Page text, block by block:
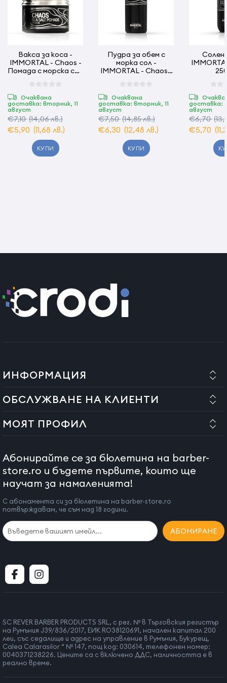
Вакса за коса -
IMMORTAL - Chaos -
Помада с морска сол
Очаквана
доставка: вторник, 11
август
€7,10(14,06 лв.)
€5,90 (11,68 лв.)
КУПИ
Пудра за обем с
морка сол -
IMMORTAL - Chaos -
Очаквана
доставка: вторник, 11
август
€7,50(14,85 лв.)
€6,30 (12,48 лв.)
КУПИ
Солен
доставка:
август
€6,70
€5,70
ИНФОРМАЦИЯ
ОБСЛУЖВАНЕ НА КЛИЕНТИ
МОЯТ ПРОФИЛ
Абонирайте се за бюлетина на barber-
store.ro и бъдете първите, които ще
научат за намаленията!
С абонамента си за бюлетина на barber-store.ro
потвърждавам, че съм над 18 години.
АБОНИРАНЕ
SC REVER BARBER PRODUCTS SRL, с рег. № в Търговския регистър
на Румъния J39/836/2017, ЕИК RO38120691, начален капитал 200
леи, със седалище и адрес на управление в Румъния, Букурещ,
Calea Calarasilor “ № 147, пощ код: 030614, телефонен номер:
0040371238226. Цените са с включено ДДС, наличността е в
реално време.